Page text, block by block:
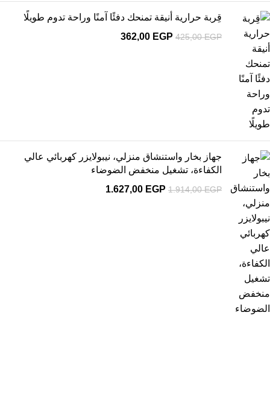
قِربة حرارية أنيقة تمنحك دفئًا آمنًا وراحة تدوم طويلًا
425,00EGP
362,00 EGP
جهاز بخار واستنشاق منزلي، نيبولايزر كهربائي عالي
الكفاءة، تشغيل منخفض الضوضاء
1.914,00EGP
1.627,00 EGP